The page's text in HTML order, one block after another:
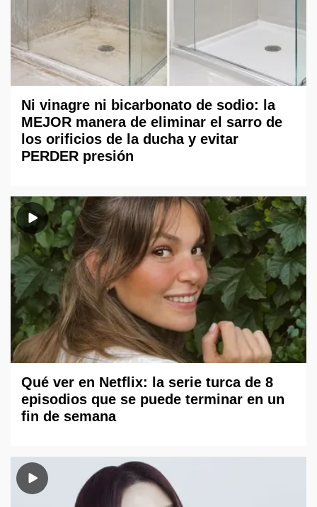
Ni vinagre ni bicarbonato de sodio: la
MEJOR manera de eliminar el sarro de
los orificios de la ducha y evitar
PERDER presión
Qué ver en Netflix: la serie turca de 8
episodios que se puede terminar en un
fin de semana